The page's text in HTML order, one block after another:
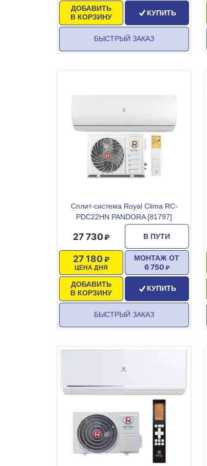
ДОБАВИТЬ
В КОРЗИНУ
КУПИТЬ
БЫСТРЫЙ ЗАКАЗ
Сплит-система Royal Clima RC-
PDC22HN PANDORA [81797]
В ПУТИ
27 730
ЦЕНА ДНЯ
27 180
ДОБАВИТЬ
В КОРЗИНУ
МОНТАЖ ОТ
6 750
КУПИТЬ
БЫСТРЫЙ ЗАКАЗ